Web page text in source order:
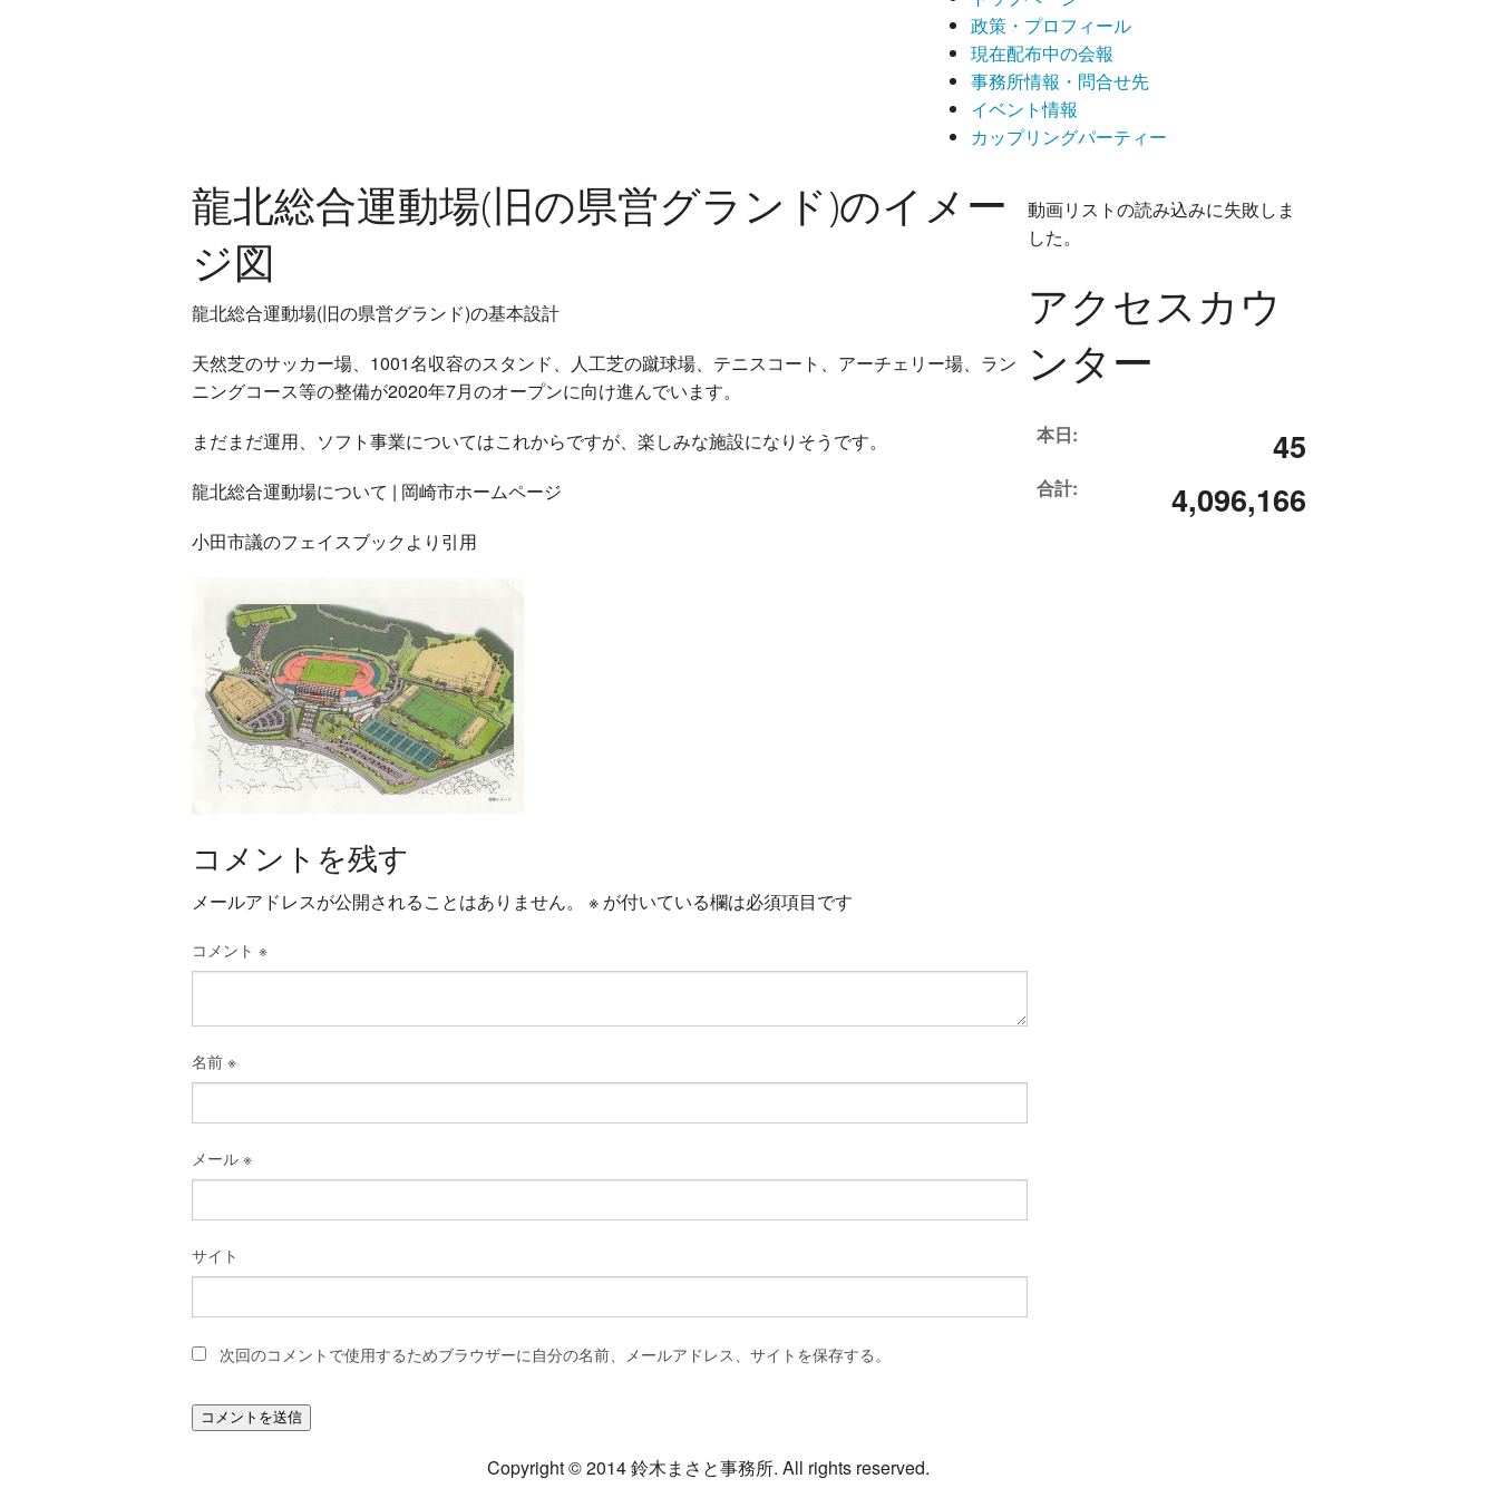
政策・プロフィール
現在配布中の会報
事務所情報・問合せ先
イベント情報
カップリングパーティー
龍北総合運動場(旧の県営グランド)のイメー
ジ図
龍北総合運動場(旧の県営グランド)の基本設計
天然芝のサッカー場、1001名収容のスタンド、人工芝の蹴球場、テニスコート、アーチェリー場、ラン
ニングコース等の整備が2020年7月のオープンに向け進んでいます。
まだまだ運用、ソフト事業についてはこれからですが、楽しみな施設になりそうです。
龍北総合運動場について | 岡崎市ホームページ
小田市議のフェイスブックより引用
コメントを残す
メールアドレスが公開されることはありません。 ※ が付いている欄は必須項目です
コメント ※
名前 ※
メール ※
サイト
次回のコメントで使用するためブラウザーに自分の名前、メールアドレス、サイトを保存する。
動画リストの読み込みに失敗しま
した。
アクセスカウ
ンター
本日: 45
合計: 4,096,166
Copyright © 2014 鈴木まさと事務所. All rights reserved.